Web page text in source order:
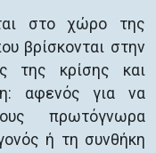
στο χώρο της
βρίσκονται στην
της κρίσης και
αφενός για να
πρωτόγνωρα
ή τη συνθήκη